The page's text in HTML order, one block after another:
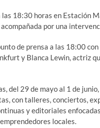
18:30 horas en Estación
por una
de prensa a las 18:00
y Blanca Lewin, actriz
del 29 de mayo al 1 de
con talleres, conciertos,
y editoriales
locales.